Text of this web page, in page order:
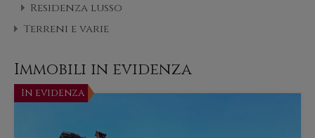
Residenza lusso
Terreni e varie
Immobili in evidenza
In evidenza